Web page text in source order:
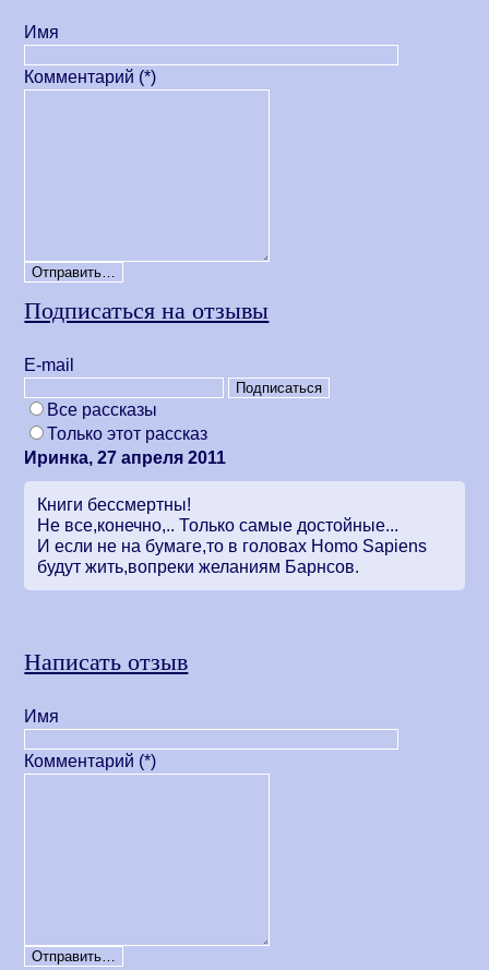
Имя
Комментарий (*)
Подписаться на отзывы
Е-mail
Все рассказы
Только этот рассказ
Иринка, 27 апреля 2011
Книги бессмертны!
Не все,конечно,.. Только самые достойные...
И если не на бумаге,то в головах Homo Sapiens
будут жить,вопреки желаниям Барнсов.
Написать отзыв
Имя
Комментарий (*)